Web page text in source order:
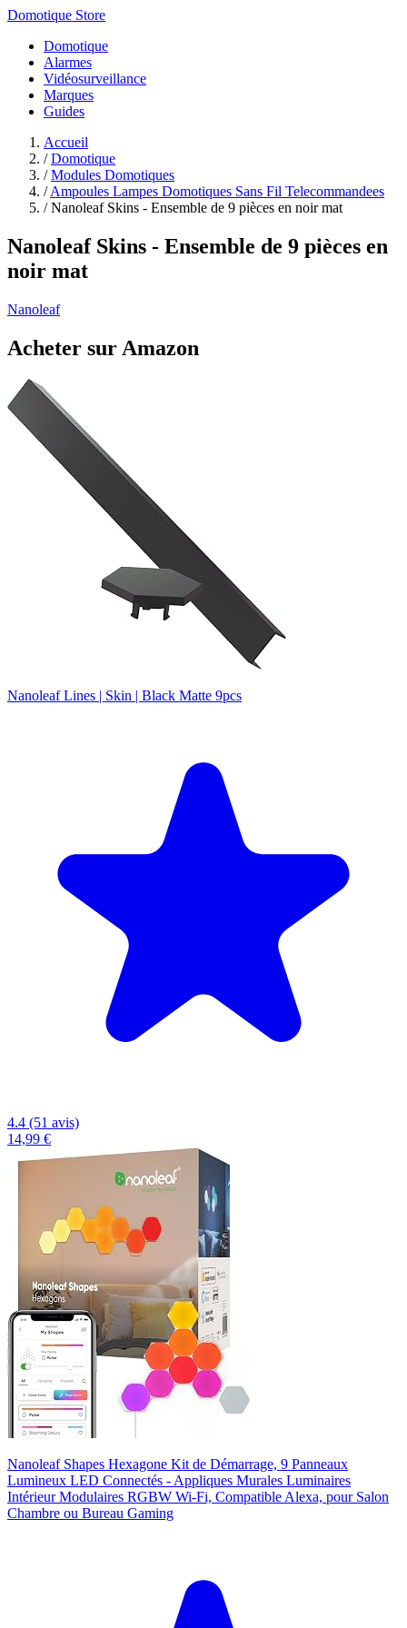
Domotique Store
Domotique
Alarmes
Vidéosurveillance
Marques
Guides
Accueil
/ Domotique
/ Modules Domotiques
/ Ampoules Lampes Domotiques Sans Fil Telecommandees
/ Nanoleaf Skins - Ensemble de 9 pièces en noir mat
Nanoleaf Skins - Ensemble de 9 pièces en
noir mat
Nanoleaf
Acheter sur Amazon
Nanoleaf Lines | Skin | Black Matte 9pcs
4.4 (51 avis)
14,99 €
Nanoleaf Shapes Hexagone Kit de Démarrage, 9 Panneaux
Lumineux LED Connectés - Appliques Murales Luminaires
Intérieur Modulaires RGBW Wi-Fi, Compatible Alexa, pour Salon
Chambre ou Bureau Gaming